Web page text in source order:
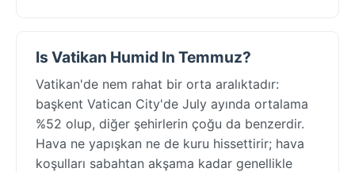
Is Vatikan Humid In Temmuz?
Vatikan'de nem rahat bir orta aralıktadır:
başkent Vatican City'de July ayında ortalama
%52 olup, diğer şehirlerin çoğu da benzerdir.
Hava ne yapışkan ne de kuru hissettirir; hava
koşulları sabahtan akşama kadar genellikle